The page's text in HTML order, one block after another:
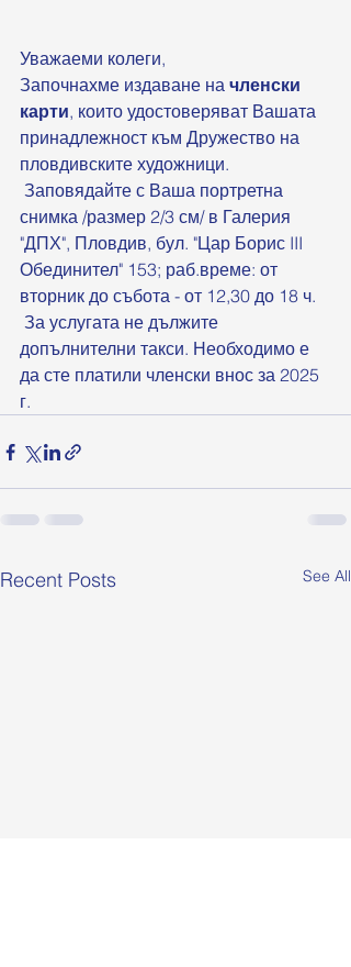
Уважаеми колеги,
Започнахме издаване на членски
карти, които удостоверяват Вашата
принадлежност към Дружество на
пловдивските художници.
снимка /размер 2/3 см/ в Галерия
"ДПХ", Пловдив, бул. "Цар Борис III
Обединител" 153; раб.време: от
вторник до събота - от 12,30 до 18 ч.
допълнителни такси. Необходимо е
да сте платили членски внос за 2025
г.
Recent Posts See All